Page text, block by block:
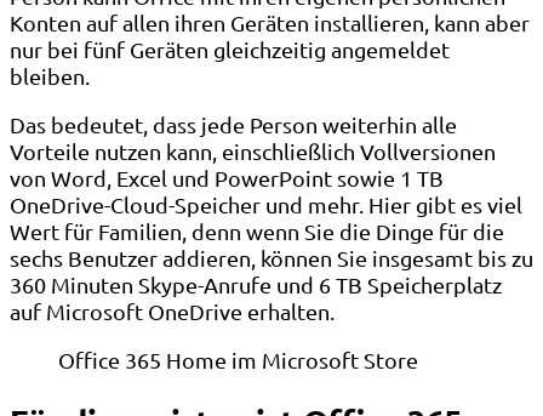
Konten auf allen ihren Geräten installieren, kann aber
nur bei fünf Geräten gleichzeitig angemeldet
bleiben.
Das bedeutet, dass jede Person weiterhin alle
Vorteile nutzen kann, einschließlich Vollversionen
von Word, Excel und PowerPoint sowie 1 TB
OneDrive-Cloud-Speicher und mehr. Hier gibt es viel
Wert für Familien, denn wenn Sie die Dinge für die
sechs Benutzer addieren, können Sie insgesamt bis zu
360 Minuten Skype-Anrufe und 6 TB Speicherplatz
auf Microsoft OneDrive erhalten.
Office 365 Home im Microsoft Store